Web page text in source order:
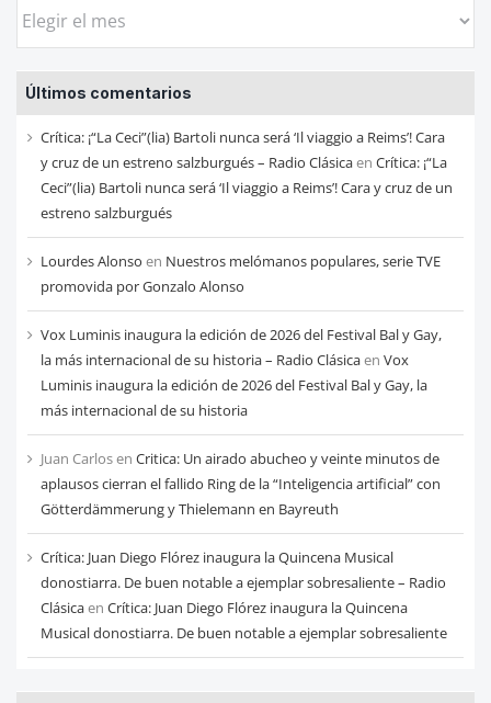
Busca
entradas
de
cada
mes
Últimos comentarios
Crítica: ¡“La Ceci”(lia) Bartoli nunca será ‘Il viaggio a Reims’! Cara
y cruz de un estreno salzburgués – Radio Clásicaen Crítica: ¡“La
Ceci”(lia) Bartoli nunca será ‘Il viaggio a Reims’! Cara y cruz de un
estreno salzburgués
Lourdes Alonso en Nuestros melómanos populares, serie TVE
promovida por Gonzalo Alonso
Vox Luminis inaugura la edición de 2026 del Festival Bal y Gay,
la más internacional de su historia – Radio Clásicaen Vox
Luminis inaugura la edición de 2026 del Festival Bal y Gay, la
más internacional de su historia
Juan Carlosen Critica: Un airado abucheo y veinte minutos de
aplausos cierran el fallido Ring de la “Inteligencia artificial” con
Götterdämmerung y Thielemann en Bayreuth
Crítica: Juan Diego Flórez inaugura la Quincena Musical
donostiarra. De buen notable a ejemplar sobresaliente – Radio
Clásicaen Crítica: Juan Diego Flórez inaugura la Quincena
Musical donostiarra. De buen notable a ejemplar sobresaliente